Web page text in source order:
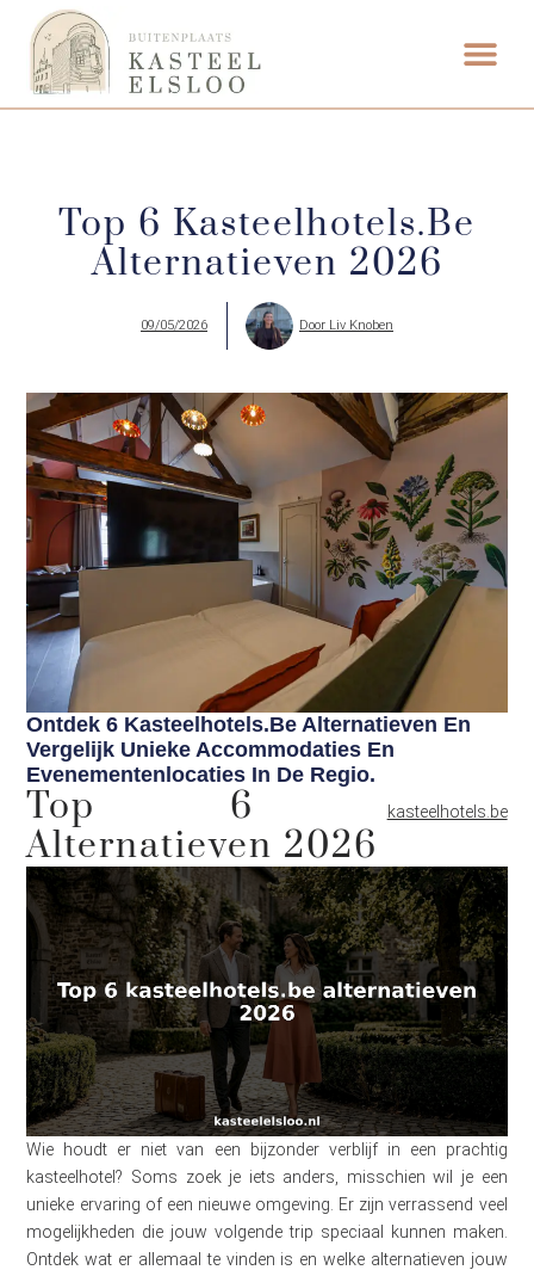
Top 6 Kasteelhotels.be
Alternatieven 2026
09/05/2026 Door Liv Knoben
Ontdek 6 Kasteelhotels.be Alternatieven En
Vergelijk Unieke Accommodaties En
Evenementenlocaties In De Regio.
Top 6kasteelhotels.be
Alternatieven 2026
Wie houdt er niet van een bijzonder verblijf in een prachtig
kasteelhotel? Soms zoek je iets anders, misschien wil je een
unieke ervaring of een nieuwe omgeving. Er zijn verrassend veel
mogelijkheden die jouw volgende trip speciaal kunnen maken.
Ontdek wat er allemaal te vinden is en welke alternatieven jouw